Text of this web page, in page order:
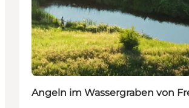
Angeln im Wassergraben von